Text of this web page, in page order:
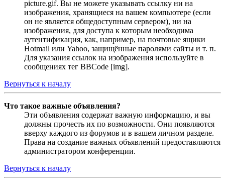
picture.gif. Вы не можете указывать ссылку ни на
изображения, хранящиеся на вашем компьютере (если
он не является общедоступным сервером), ни на
изображения, для доступа к которым необходима
аутентификация, как, например, на почтовые ящики
Hotmail или Yahoo, защищённые паролями сайты и т. п.
Для указания ссылок на изображения используйте в
сообщениях тег BBCode [img].
Вернуться к началу
Что такое важные объявления?
Эти объявления содержат важную информацию, и вы
должны прочесть их по возможности. Они появляются
вверху каждого из форумов и в вашем личном разделе.
Права на создание важных объявлений предоставляются
администратором конференции.
Вернуться к началу